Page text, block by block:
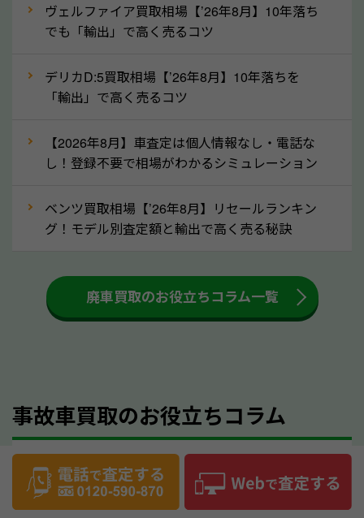
でも高価買取が可能なケースは珍しくないため、まず
はWebで簡単にできる無料査定をお試しください。
実績」で確認できます。
⑤車内の簡単な清掃で買取価格アップも！
しばらく乗っていない車は、車内のシートや座席の下
が汚れていることも多いです。シミや汚れが付着して
す。車内の汚れは簡単な清掃だけで取り除けることも
多いため、査定前にチェックして、清掃をしておくの
大きな汚れがない限り必要はありません。査定に影響
するケースは少ないため、そのままお持ちいただいて
あるため、まずは福井県のソコカラへ車の状態につい
てお気軽にご相談ください。
⑥車の需要が高まるタイミングで売るのも
高価買取のポイント！
ヴェルファイア買取相場【’26年8月】10年落ち
でも「輸出」で高く売るコツ
デリカD:5買取相場【’26年8月】10年落ちを
「輸出」で高く売るコツ
【2026年8月】車査定は個人情報なし・電話な
し！登録不要で相場がわかるシミュレーション
ベンツ買取相場【’26年8月】リセールランキン
グ！モデル別査定額と輸出で高く売る秘訣
廃車買取のお役立ちコラム一覧
事故車買取のお役立ちコラム
故人の車の名義変更｜死亡から15日を過ぎても
迷わず手放す方法【行政書士監修】